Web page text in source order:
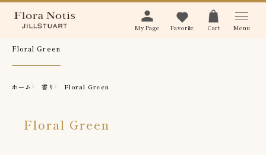
My Page Favorite Cart Menu
Floral Green
ホーム 香り Floral Green
Floral Green